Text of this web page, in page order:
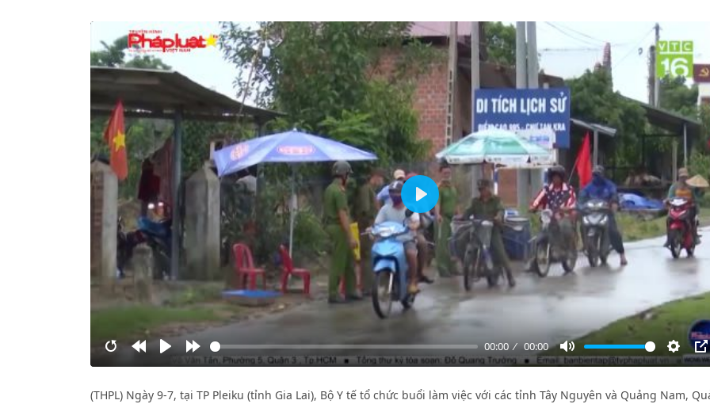
RewindPlay Forward
00:00 00:00
Mute
Play
(THPL) Ngày 9-7, tại TP Pleiku (tỉnh Gia Lai), Bộ Y tế tổ chức buổi làm việc với các tỉnh Tây Nguyên và Quảng Nam,